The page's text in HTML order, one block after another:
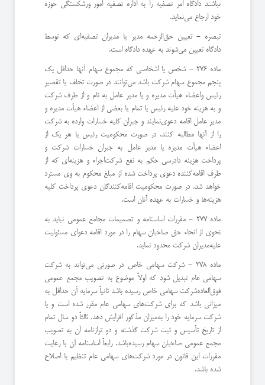
نباشند دادگاه امر تصفیه را به اداره تصفیه امور ورشكستگی حوزه
خود ارجاع می‌نماید.
‌تبصره - تعیین حق‌الزحمه مدیر یا مدیران تصفیه‌ای كه توسط
دادگاه تعیین می‌شوند به عهده دادگاه است.
ماده 276 - شخص یا اشخاصی كه مجموع سهام آنها حداقل یك
پنجم مجموع سهام شركت باشد می‌توانند در صورت تخلف یا تقصیر
رئیس و‌اعضاء هیأت مدیره و یا مدیر عامل به نام و از طرف شركت
و به هزینه خود علیه رئیس یا تمام یا بعضی از اعضاء هیأت مدیره و
مدیر عامل اقامه دعوی‌نمایند و جبران كلیه خسارات وارده به شركت
را از آنها مطالبه كنند. ‌در صورت محكومیت رئیس یا هر یك از
اعضاء هیأت مدیره یا مدیر عامل به جبران خسارات شركت و
پرداخت هزینه دادرسی حكم به نفع شركت‌اجراء و هزینه‌ای كه از
طرف اقامه‌كننده دعوی پرداخت شده از مبلغ محكوم به وی مسترد
خواهد شد. ‌در صورت محكومیت اقامه‌كنندگان دعوی پرداخت كلیه
هزینه‌ها و خسارات به عهده آنان است.
ماده 277 - مقررات اساسنامه و تصمیمات مجامع عمومی نباید به
نحوی از انحاء حق صاحبان سهام را در مورد اقامه دعوای مسئولیت
علیه‌مدیران شركت محدود نماید.
ماده 278 - شركت سهامی خاص در صورتی می‌تواند به شركت
سهامی عام تبدیل شود كه اولاً موضوع به تصویب مجمع عمومی
فوق‌العاده‌شركت سهامی خاص رسیده باشد ثانیاً سرمایه آن حداقل به
میزانی باشد كه برای شركت‌های سهامی عام مقرر شده است و یا
شركت سرمایه خود را به‌میزان مذكور افزایش دهد. ثالثاً دو سال تمام
از تاریخ تأسیس و ثبت شركت گذشته و دو ترازنامه آن به تصویب
مجمع عمومی صاحبان سهام رسیده‌باشد. رابعاً اساسنامه آن با رعایت
مقررات این قانون در مورد شركت‌های سهامی عام تنظیم یا اصلاح
شده باشد.